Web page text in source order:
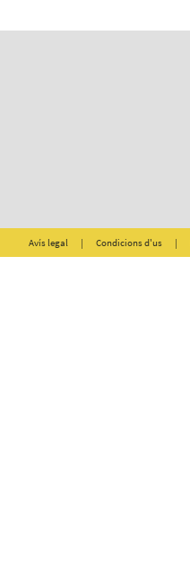
Avís legal | Condicions d'us |